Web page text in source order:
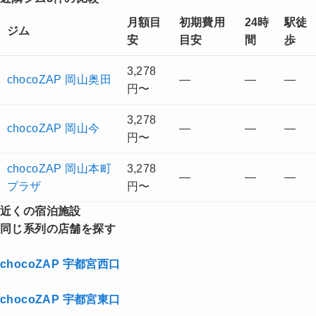
ジム
月額目
安
初期費用
目安
24時
間
駅徒
歩
chocoZAP 岡山奥田
3,278
円〜
— — —
chocoZAP 岡山今
3,278
円〜
— — —
chocoZAP 岡山本町
プラザ
3,278
円〜
— — —
近くの宿泊施設
同じ系列の店舗を探す
chocoZAP 宇都宮西口
chocoZAP 宇都宮東口